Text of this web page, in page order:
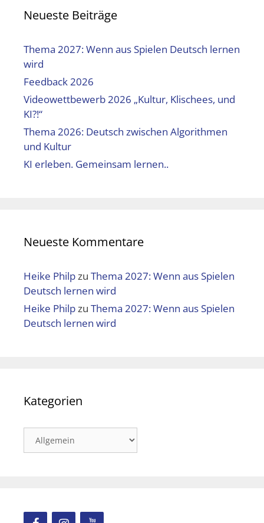
Neueste Beiträge
Thema 2027: Wenn aus Spielen Deutsch lernen
wird
Feedback 2026
Videowettbewerb 2026 „Kultur, Klischees, und
KI?!“
Thema 2026: Deutsch zwischen Algorithmen
und Kultur
KI erleben. Gemeinsam lernen..
Neueste Kommentare
Heike Philpzu Thema 2027: Wenn aus Spielen
Deutsch lernen wird
Heike Philpzu Thema 2027: Wenn aus Spielen
Deutsch lernen wird
Kategorien
Kategorien